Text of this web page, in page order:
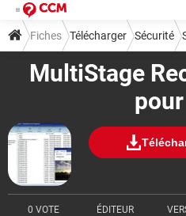
MultiStage
0 VOTE ÉDITEUR
Fiches Télécharger Sécurité